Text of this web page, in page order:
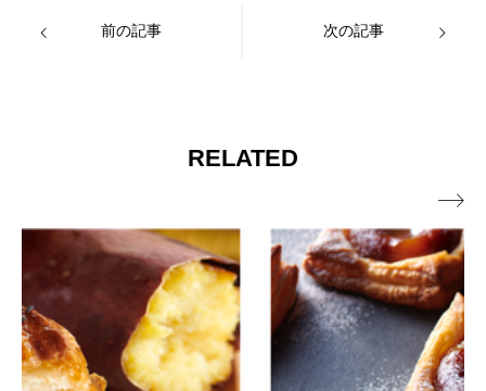
前の記事 次の記事
RELATED
